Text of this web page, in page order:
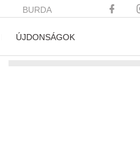
BURDA
ÚJDONSÁGOK